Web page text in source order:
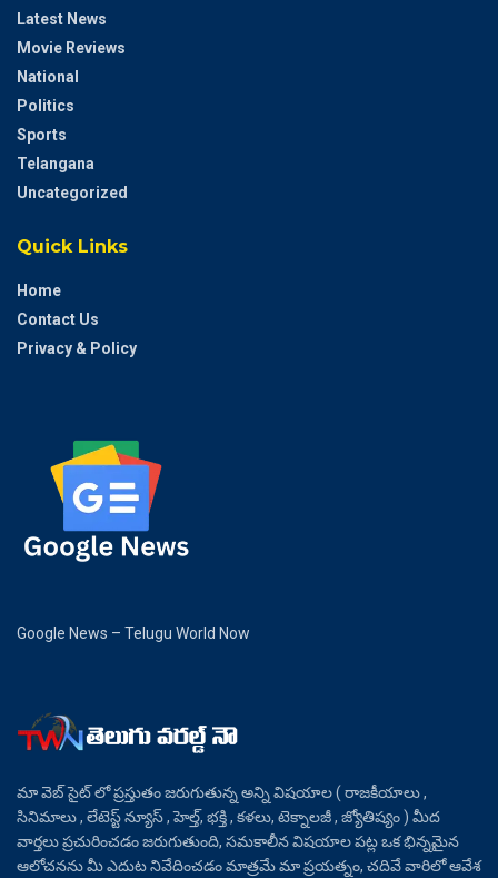
Latest News
Movie Reviews
National
Politics
Sports
Telangana
Uncategorized
Quick Links
Home
Contact Us
Privacy & Policy
Google News – Telugu World Now
మా వెబ్ సైట్ లో ప్రస్తుతం జరుగుతున్న అన్ని విషయాల ( రాజకీయాలు ,
సినిమాలు , లేటెస్ట్ న్యూస్ , హెల్త్, భక్తి , కళలు, టెక్నాలజీ , జ్యోతిష్యం ) మీద
వార్తలు ప్రచురించడం జరుగుతుంది, సమకాలీన విషయాల పట్ల ఒక భిన్నమైన
ఆలోచనను మీ ఎదుట నివేదించడం మాత్రమే మా ప్రయత్నం, చదివే వారిలో ఆవేశ